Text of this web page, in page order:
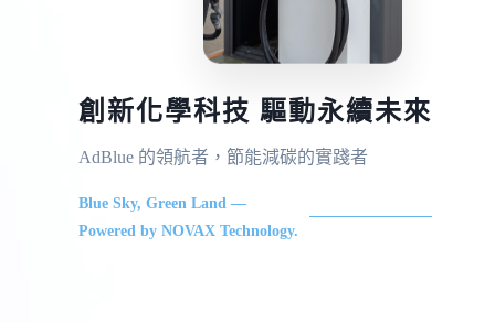
創新化學科技 驅動永續未來
AdBlue 的領航者，節能減碳的實踐者
Blue Sky, Green Land —
Powered by NOVAX Technology.